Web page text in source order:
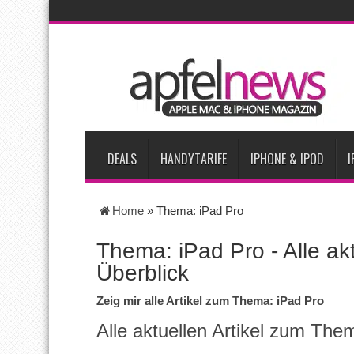
iPhone Ultra lässt Verkauf faltbarer Smartphones 2026 um 20
iPhone 18 Pro: Diese 3 großen Upgrades bringt das Top-Modell
iPhone Air 2 für Anfang 2027 erwartet Apples vermutete
Apple erzielt 49 Prozent des weltweiten Smartphone-
DEALS HANDYTARIFE IPHONE & IPOD
Home » Thema: iPad Pro
Thema: iPad Pro - Alle
Überblick
Zeig mir alle Artikel zum Thema: iPad Pro
Alle aktuellen Artikel zum